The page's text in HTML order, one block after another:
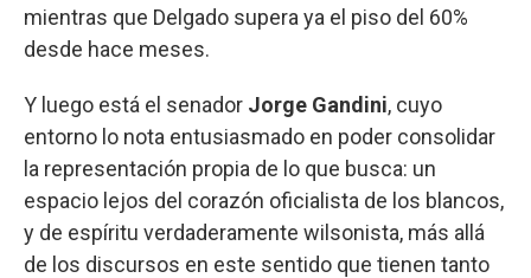
mientras que Delgado supera ya el piso del 60%
desde hace meses.
Y luego está el senador Jorge Gandini, cuyo
entorno lo nota entusiasmado en poder consolidar
la representación propia de lo que busca: un
espacio lejos del corazón oficialista de los blancos,
y de espíritu verdaderamente wilsonista, más allá
de los discursos en este sentido que tienen tanto